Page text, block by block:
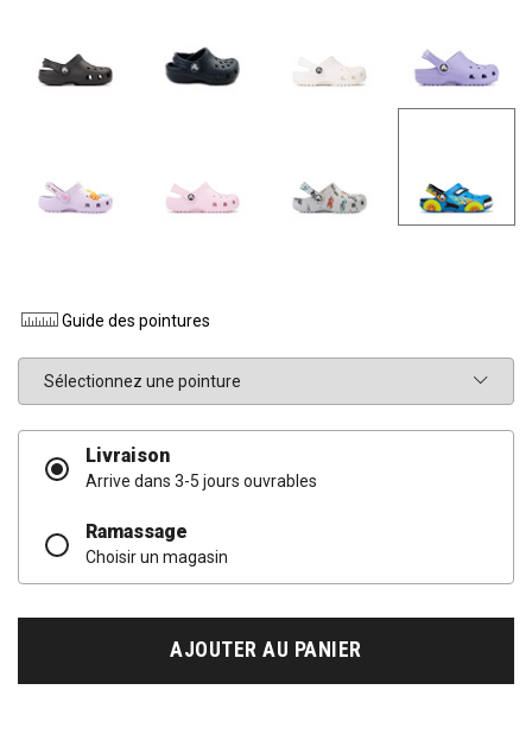
Guide des pointures
Livraison
Arrive dans 3-5 jours ouvrables
Ramassage
Choisir un magasin
AJOUTER AU PANIER